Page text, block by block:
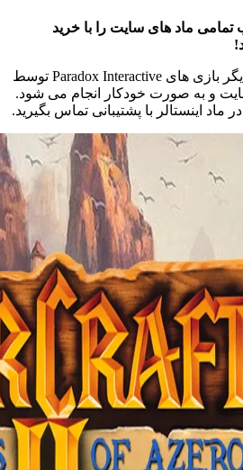
تمامی ماد های سایت را با خرید
نصب ماد های این بازی و دیگر بازی های Paradox Interactive توسط
و به صورت خودکار انجام می شود.
اینستالر با پشتیبانی تماس بگیرید.